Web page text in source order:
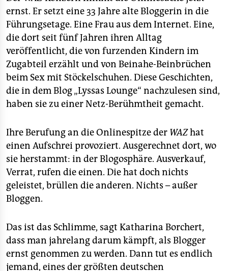
ernst. Er setzt eine 33 Jahre alte Bloggerin in die
Führungsetage. Eine Frau aus dem Internet. Eine,
die dort seit fünf Jahren ihren Alltag
veröffentlicht, die von furzenden Kindern im
Zugabteil erzählt und von Beinahe-Beinbrüchen
beim Sex mit Stöckelschuhen. Diese Geschichten,
die in dem Blog „Lyssas Lounge“ nachzulesen sind,
haben sie zu einer Netz-Berühmtheit gemacht.
Ihre Berufung an die Onlinespitze der WAZhat
einen Aufschrei provoziert. Ausgerechnet dort, wo
sie herstammt: in der Blogosphäre. Ausverkauf,
Verrat, rufen die einen. Die hat doch nichts
geleistet, brüllen die anderen. Nichts – außer
Bloggen.
Das ist das Schlimme, sagt Katharina Borchert,
dass man jahrelang darum kämpft, als Blogger
ernst genommen zu werden. Dann tut es endlich
jemand, eines der größten deutschen